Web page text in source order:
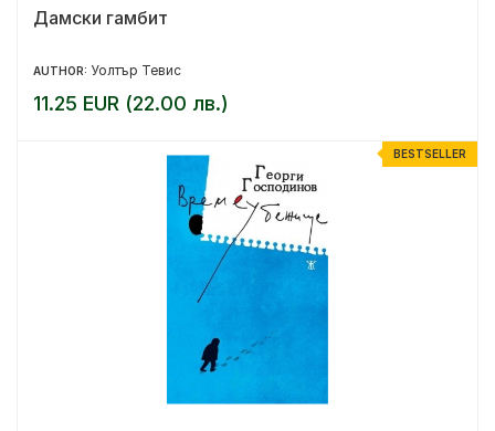
Дамски гамбит
AUTHOR: Уолтър Тевис
11.25 EUR (22.00 лв.)
BESTSELLER